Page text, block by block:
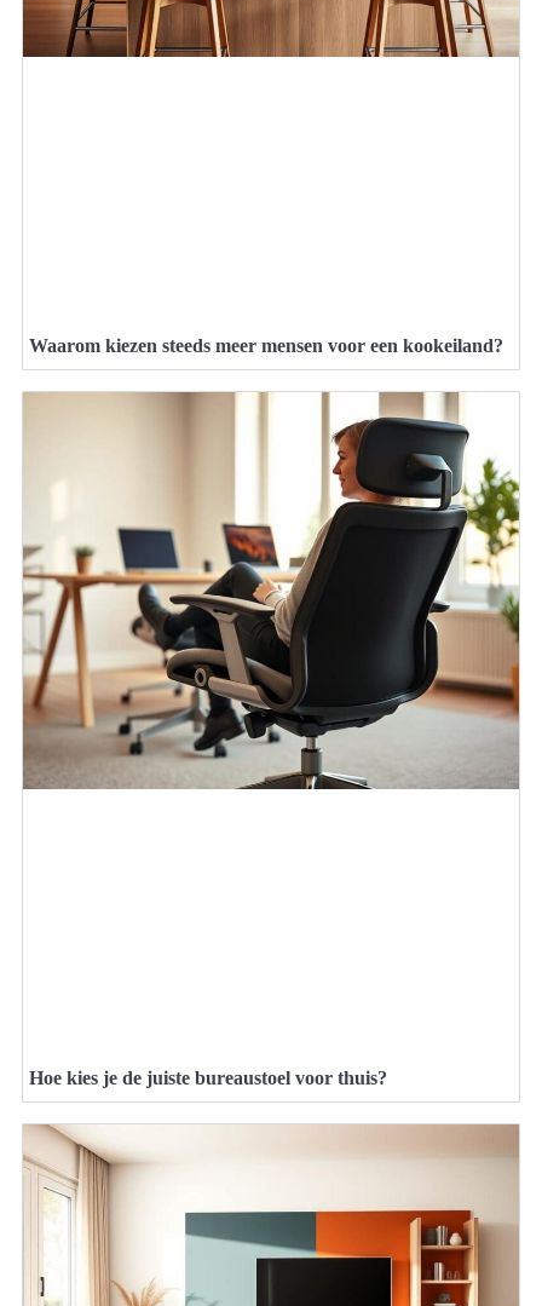
Waarom kiezen steeds meer mensen voor een kookeiland?
Hoe kies je de juiste bureaustoel voor thuis?